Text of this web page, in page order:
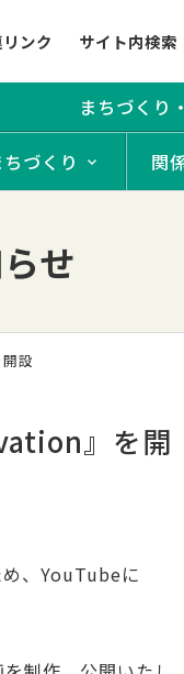
ンク サイト内検索
まちづくり
ちづくり 関
せ
設
』を開
、YouTubeに